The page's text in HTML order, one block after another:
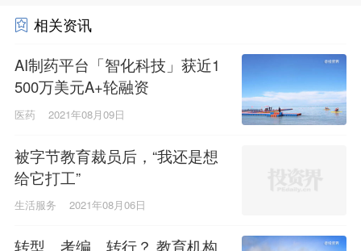
相关资讯
AI制药平台「智化科技」获近1
500万美元A+轮融资
医药 2021年08月09日
被字节教育裁员后，“我还是想
给它打工”
生活服务 2021年08月06日
转型、考编、转行？ 教育机构